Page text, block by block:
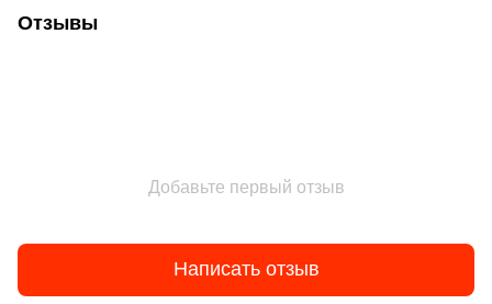
Отзывы
Добавьте первый отзыв
Написать отзыв